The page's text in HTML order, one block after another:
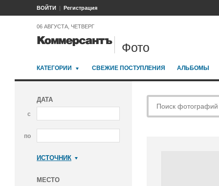
ВОЙТИ Регистрация
06 АВГУСТА, ЧЕТВЕРГ
Фото
КАТЕГОРИИ СВЕЖИЕ ПОСТУПЛЕНИЯ АЛЬБОМЫ
ДАТА
с
по
ИСТОЧНИК
МЕСТО